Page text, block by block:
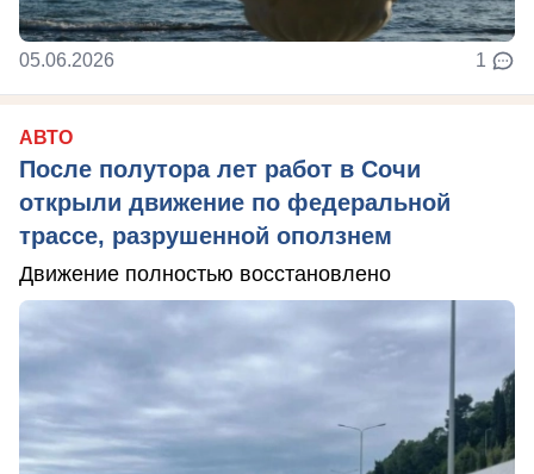
05.06.2026 1
АВТО
После полутора лет работ в Сочи
открыли движение по федеральной
трассе, разрушенной оползнем
Движение полностью восстановлено